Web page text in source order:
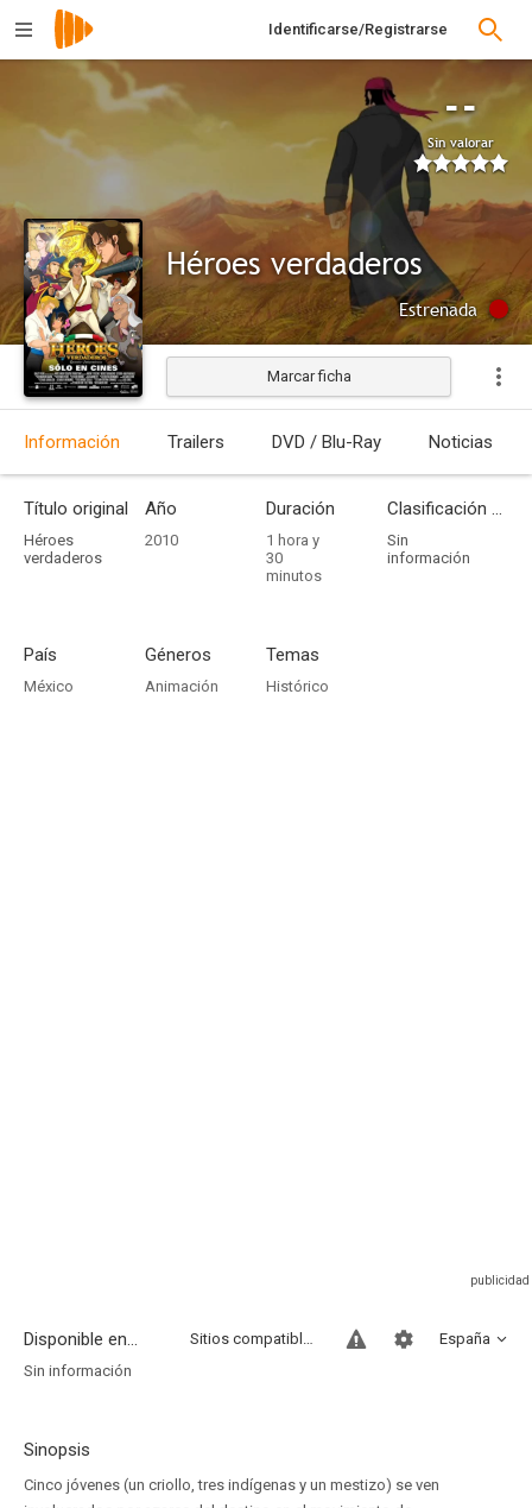
Identificarse/Registrarse
--
Sin valorar
Héroes verdaderos
Estrenada
Marcar ficha
Información Trailers DVD / Blu-Ray Noticias
Título original
Héroes
verdaderos
Año
2010
Duración
1 hora y
30
minutos
Clasificación por edades
Sin
información
País
México
Géneros
Animación
Temas
Histórico
Disponible en... España
Sitios compatibles
Sin información
Sinopsis
Cinco jóvenes (un criollo, tres indígenas y un mestizo) se ven